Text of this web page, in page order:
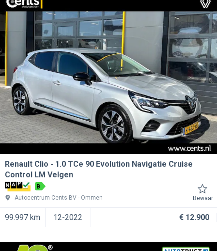
Renault Clio
1.0 TCe 90 Evolution Navigatie Cruise
Control LM Velgen
B
Autocentrum Cents BV
Ommen Bewaar
99.997 km 12-2022 € 12.900